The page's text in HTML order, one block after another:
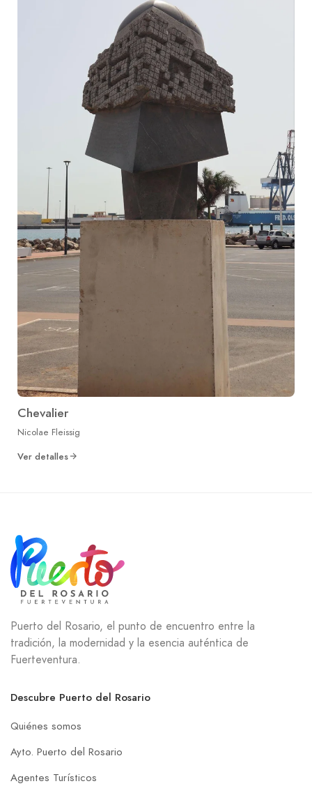
Chevalier
Nicolae Fleissig
Ver detalles
Puerto del Rosario, el punto de encuentro entre la
tradición, la modernidad y la esencia auténtica de
Fuerteventura.
Descubre Puerto del Rosario
Quiénes somos
Ayto. Puerto del Rosario
Agentes Turísticos